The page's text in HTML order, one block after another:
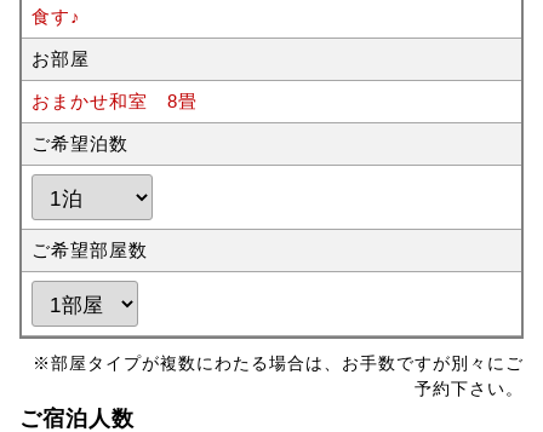
食す♪
お部屋
おまかせ和室 8畳
ご希望泊数
ご希望部屋数
※部屋タイプが複数にわたる場合は、お手数ですが別々にご
予約下さい。
ご宿泊人数